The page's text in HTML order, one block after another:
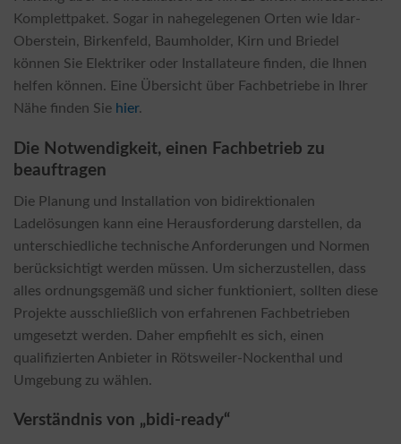
Komplettpaket. Sogar in nahegelegenen Orten wie Idar-
Oberstein, Birkenfeld, Baumholder, Kirn und Briedel
können Sie Elektriker oder Installateure finden, die Ihnen
helfen können. Eine Übersicht über Fachbetriebe in Ihrer
Nähe finden Sie hier.
Die Notwendigkeit, einen Fachbetrieb zu
beauftragen
Die Planung und Installation von bidirektionalen
Ladelösungen kann eine Herausforderung darstellen, da
unterschiedliche technische Anforderungen und Normen
berücksichtigt werden müssen. Um sicherzustellen, dass
alles ordnungsgemäß und sicher funktioniert, sollten diese
Projekte ausschließlich von erfahrenen Fachbetrieben
umgesetzt werden. Daher empfiehlt es sich, einen
qualifizierten Anbieter in Rötsweiler-Nockenthal und
Umgebung zu wählen.
Verständnis von „bidi-ready“